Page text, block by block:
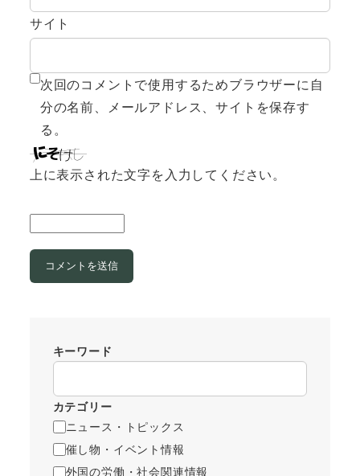
サイト
次回のコメントで使用するためブラウザーに自
分の名前、メールアドレス、サイトを保存す
る。
上に表示された文字を入力してください。
キーワード
カテゴリー
ニュース・トピックス
催し物・イベント情報
外国の労働・社会関連情報